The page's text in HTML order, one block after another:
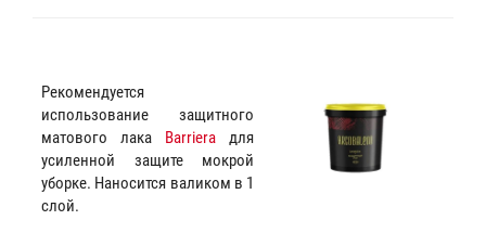
Рекомендуется
использование защитного
матового лака Barriera для
усиленной защите мокрой
уборке. Наносится валиком в 1
слой.